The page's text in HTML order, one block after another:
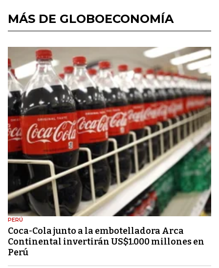
MÁS DE GLOBOECONOMÍA
PERÚ
Coca-Cola junto a la embotelladora Arca
Continental invertirán US$1.000 millones en
Perú